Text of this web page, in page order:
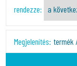
rendezze:
Megjelenítés: termék